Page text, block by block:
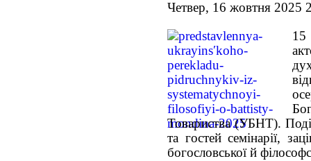
Четвер, 16 жовтня 2025
15
Товариства (УБНТ).
та гостей семінарії,
богословської й